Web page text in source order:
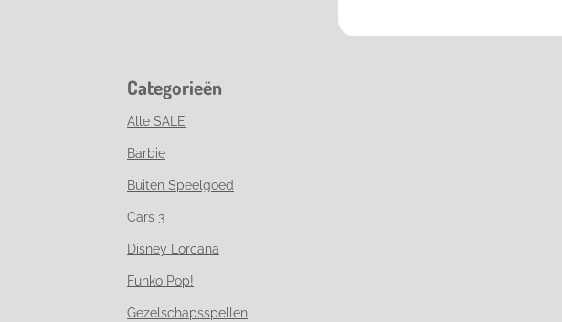
Categorieën
Alle SALE
Barbie
Buiten Speelgoed
Cars 3
Disney Lorcana
Funko Pop!
Gezelschapsspellen